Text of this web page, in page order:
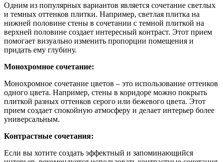
Одним из популярных вариантов является сочетание светлых
и темных оттенков плитки. Например, светлая плитка на
нижней половине стены в сочетании с темной плиткой на
верхней половине создает интересный контраст. Этот прием
помогает визуально изменить пропорции помещения и
придать ему глубину.
Монохромное сочетание:
Монохромное сочетание цветов – это использование оттенков
одного цвета. Например, стены в коридоре можно покрыть
плиткой разных оттенков серого или бежевого цвета. Этот
прием создает спокойную атмосферу и делает интерьер более
универсальным.
Контрастные сочетания:
Если вы хотите создать эффектный и запоминающийся